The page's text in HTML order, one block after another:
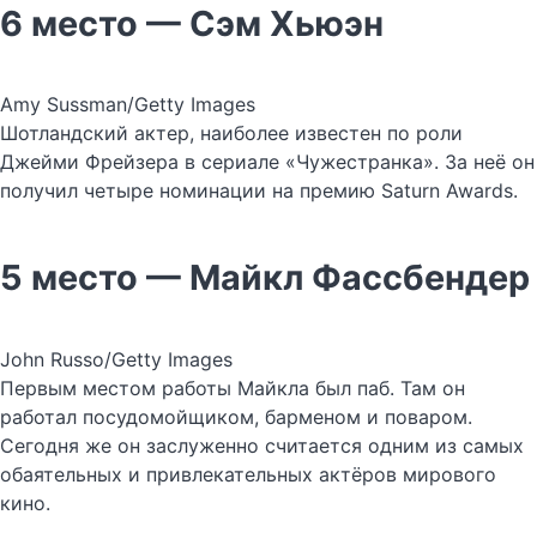
6 место — Сэм Хьюэн
Amy Sussman/Getty Images
Шотландский актер, наиболее известен по роли
Джейми Фрейзера в сериале «Чужестранка». За неё он
получил четыре номинации на премию Saturn Awards.
5 место — Майкл Фассбендер
John Russo/Getty Images
Первым местом работы Майкла был паб. Там он
работал посудомойщиком, барменом и поваром.
Сегодня же он заслуженно считается одним из самых
обаятельных и привлекательных актёров мирового
кино.